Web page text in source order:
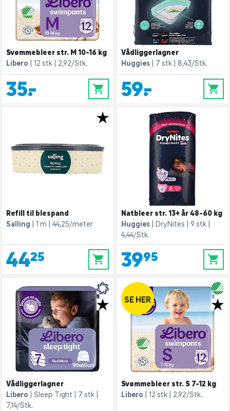
Svømmebleer str. M 10-16 kg
Libero
12 stk 2,92/Stk.
35,- 0
Vådliggerlagner
Huggies
7 stk 8,43/Stk.
59,- 0
Refill til blespand
Salling
1 m 44,25/meter
44,25 0
Natbleer str. 13+ år 48-60 kg
Huggies
DryNites
9 stk
4,44/Stk.
39,95 0
Vådliggerlagner
Libero
Sleep Tight
7 stk
7,14/Stk.
SE HER
Svømmebleer str. S 7-12 kg
Libero
12 stk 2,92/Stk.